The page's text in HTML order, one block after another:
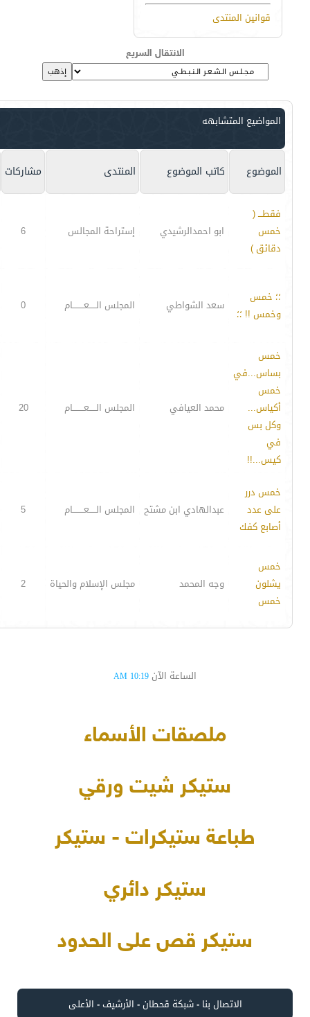
قوانين المنتدى
الانتقال السريع
المواضيع المتشابهه
الموضوع كاتب الموضوع المنتدى مشاركات
فقطـــ (
خمس
دقائق )
ابو احمدالرشيدي إستراحة المجالس 6
؛؛ خمس
وخمس !! ؛؛
سعد الشواطي المجلس الـــــعــــــــام 0
خمس
بساس...في
خمس
أكياس...
وكل بس
في
كيس...!!
محمد العيافي المجلس الـــــعــــــــام 20
خمس درر
على عدد
أصابع كفك
عبدالهادي ابن مشتح المجلس الـــــعــــــــام 5
خمس
يشلون
خمس
وجه المحمد مجلس الإسلام والحياة 2
الساعة الآن 10:19 AM
ملصقات الأسماء
ستيكر شيت ورقي
طباعة ستيكرات - ستيكر
ستيكر دائري
ستيكر قص على الحدود
الاتصال بنا -شبكة قحطان- الأرشيف- الأعلى